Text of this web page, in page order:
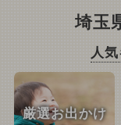
埼玉
人
厳選お出かけ